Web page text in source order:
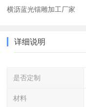
横沥蓝光镭雕加工厂家
详细说明
是否定制
材料